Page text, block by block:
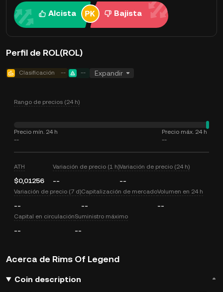
Alcista Bajista
Perfil de ROL(ROL)
Clasificación -- -- Expandir
Rango de precios (24 h)
Precio mín. 24 h
--
Precio máx. 24 h
--
ATH
$0,01256
Variación de precio (1 h)
--
Variación de precio (24 h)
--
Variación de precio (7 d)
--
Capitalización de mercado
--
Volumen en 24 h
--
Capital en circulación
--
Suministro máximo
--
Acerca de Rims Of Legend
Coin description